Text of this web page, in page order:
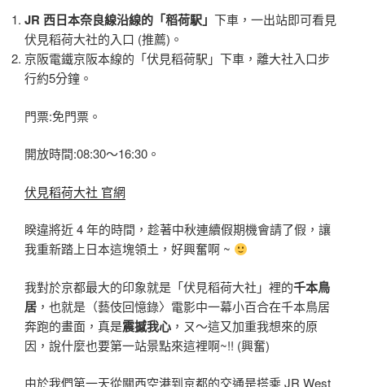
JR 西日本奈良線沿線的「稻荷駅」 下車，一出站即可看見
伏見稻荷大社的入口 (推薦)。
京阪電鐵京阪本線的「伏見稻荷駅」下車，離大社入口步
行約5分鐘。
門票:免門票。
開放時間:08:30〜16:30。
伏見稻荷大社 官網
睽違將近 4 年的時間，趁著中秋連續假期機會請了假，讓
我重新踏上日本這塊領土，好興奮啊 ~
我對於京都最大的印象就是「伏見稻荷大社」裡的千本鳥
居 ，也就是（藝伎回憶錄〉電影中一幕小百合在千本鳥居
奔跑的畫面，真是震撼我心 ，ㄡ〜這又加重我想來的原
因，說什麼也要第一站景點來這裡啊~!! (興奮)
由於我們第一天從關西空港到京都的交通是搭乘 JR West